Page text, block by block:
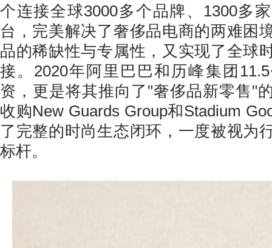
个连接全球3000多个品牌、1300多
台，完美解决了奢侈品电商的两难困
品的稀缺性与专属性，又实现了全球
接。2020年阿里巴巴和历峰集团
资，更是将其推向了"奢侈品新零售"
收购New Guards Group和Stadium
了完整的时尚生态闭环，一度被视为
标杆。